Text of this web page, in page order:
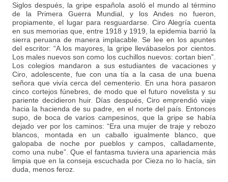
Siglos después, la gripe española asoló el mundo al término
de la Primera Guerra Mundial, y los Andes no fueron,
propiamente, el lugar para resguardarse. Ciro Alegría cuenta
en sus memorias que, entre 1918 y 1919, la epidemia barrió la
sierra peruana de manera implacable. Se lee en los apuntes
del escritor: “A los mayores, la gripe llevábaselos por cientos.
Los males nuevos son como los cuchillos nuevos: cortan bien”.
Los colegios mandaron a sus estudiantes de vacaciones y
Ciro, adolescente, fue con una tía a la casa de una buena
señora que vivía cerca del cementerio. En una hora pasaron
cinco cortejos fúnebres, de modo que el futuro novelista y su
pariente decidieron huir. Días después, Ciro emprendió viaje
hacia la hacienda de su padre, en el norte del país. Entonces
supo, de boca de varios campesinos, que la gripe se había
dejado ver por los caminos: “Era una mujer de traje y rebozo
blancos, montada en un caballo igualmente blanco, que
galopaba de noche por pueblos y campos, calladamente,
como una nube”. Que el fantasma tuviera una apariencia más
limpia que en la conseja escuchada por Cieza no lo hacía, sin
duda, menos feroz.